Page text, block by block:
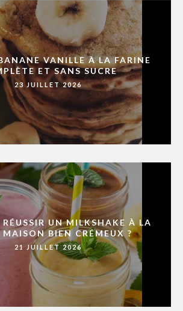
VANILLE À LA FARINE
ET SANS SUCRE
23 JUILLET 2026
UN MILKSHAKE À LA
MAISON BIEN CRÉMEUX ?
21 JUILLET 2026